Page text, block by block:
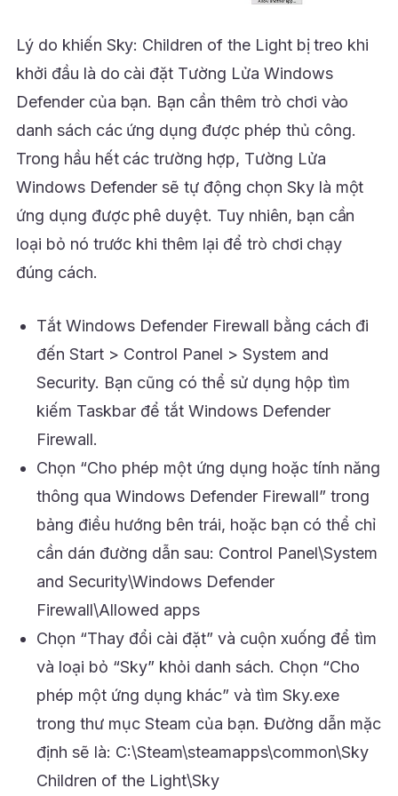
Lý do khiến Sky: Children of the Light bị treo khi
khởi đầu là do cài đặt Tường Lửa Windows
Defender của bạn. Bạn cần thêm trò chơi vào
danh sách các ứng dụng được phép thủ công.
Trong hầu hết các trường hợp, Tường Lửa
Windows Defender sẽ tự động chọn Sky là một
ứng dụng được phê duyệt. Tuy nhiên, bạn cần
loại bỏ nó trước khi thêm lại để trò chơi chạy
đúng cách.
Tắt Windows Defender Firewall bằng cách đi
đến Start > Control Panel > System and
Security. Bạn cũng có thể sử dụng hộp tìm
kiếm Taskbar để tắt Windows Defender
Firewall.
Chọn “Cho phép một ứng dụng hoặc tính năng
thông qua Windows Defender Firewall” trong
bảng điều hướng bên trái, hoặc bạn có thể chỉ
cần dán đường dẫn sau: Control Panel\System
and Security\Windows Defender
Firewall\Allowed apps
Chọn “Thay đổi cài đặt” và cuộn xuống để tìm
và loại bỏ “Sky” khỏi danh sách. Chọn “Cho
phép một ứng dụng khác” và tìm Sky.exe
trong thư mục Steam của bạn. Đường dẫn mặc
định sẽ là: C:\Steam\steamapps\common\Sky
Children of the Light\Sky